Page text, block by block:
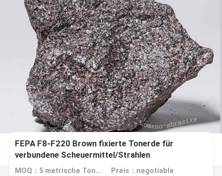
FEPA F8-F220 Brown fixierte Tonerde für
verbundene Scheuermittel/Strahlen
MOQ：5 metrische Tonnen Preis：negotiable